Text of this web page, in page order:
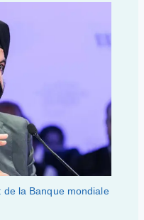
de la Banque mondiale